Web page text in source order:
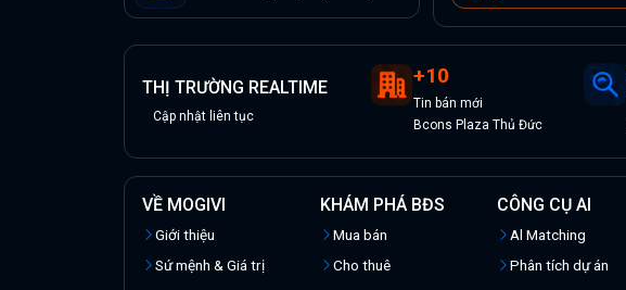
THỊ TRƯỜNG REALTIME
Cập nhật liên tục
+10
Tin bán mới
Bcons Plaza Thủ Đức
VỀ MOGIVI
Giới thiệu
Sứ mệnh & Giá trị
KHÁM PHÁ BĐS
Mua bán
Cho thuê
CÔNG CỤ AI
Al Matching
Phân tích dự án